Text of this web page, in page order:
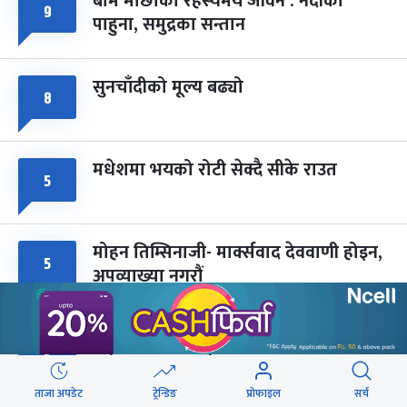
८ फागुपूर्णिमा
चैत्र ८, २०८३-Mar 22, 2027
७ महिना बाँकी
९ पाहुना, समुद्रका सन्तान
८ सुनचाँदीको मूल्य बढ्यो
५ मधेशमा भयको रोटी सेक्दै सीके राउत
५ मोहन तिम्सिनाजी- मार्क्सवाद देववाणी होइन,
अपव्याख्या नगरौं
५ महानगरका १८७ सहकारीले फिर्ता दिन
सकेनन् सवा ८ अर्ब
ताजा अपडेट ट्रेन्डिङ प्रोफाइल सर्च